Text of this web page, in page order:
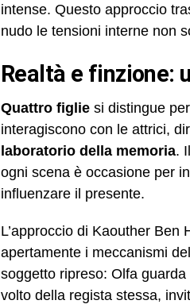
intense. Questo approccio
nudo le tensioni interne non
realtà e finzione:
Quattro figlie si distingue
interagiscono con le attrici,
laboratorio della memoria.
ogni scena è occasione per
influenzare il presente.
L’approccio di Kaouther Ben
apertamente i meccanismi
soggetto ripreso: Olfa
volto della regista stessa,